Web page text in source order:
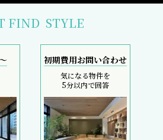
FIND STYLE
初期費用お問い合わせ
気になる物件を
5分以内で回答